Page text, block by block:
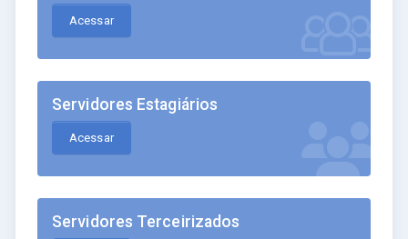
Acessar
Servidores Estagiários
Acessar
Servidores Terceirizados